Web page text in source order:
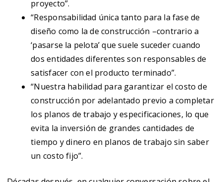
proyecto”.
“Responsabilidad única tanto para la fase de
diseño como la de construcción –contrario a
‘pasarse la pelota’ que suele suceder cuando
dos entidades diferentes son responsables de
satisfacer con el producto terminado”.
“Nuestra habilidad para garantizar el costo de
construcción por adelantado previo a completar
los planos de trabajo y especificaciones, lo que
evita la inversión de grandes cantidades de
tiempo y dinero en planos de trabajo sin saber
un costo fijo”.